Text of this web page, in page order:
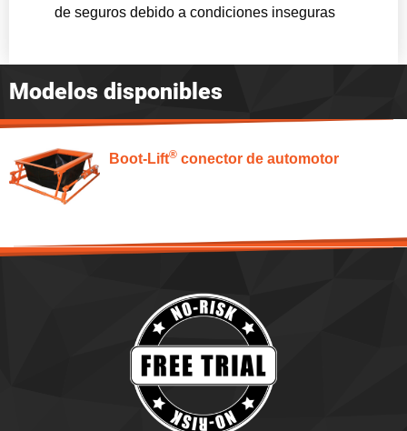
de seguros debido a condiciones inseguras
Modelos disponibles
Boot-Lift®conector de automotor